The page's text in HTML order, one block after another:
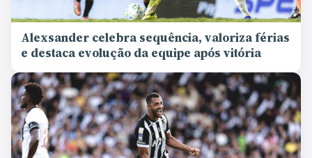
Alexsander celebra sequência, valoriza férias
e destaca evolução da equipe após vitória